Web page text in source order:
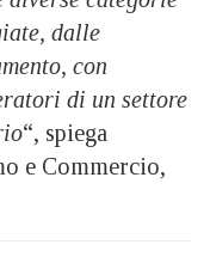
dalle
con
di un settore
“, spiega
e Commercio,